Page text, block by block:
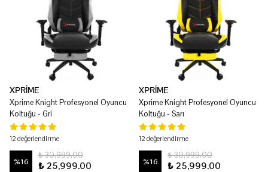
XPRİME
Xprime Knight Profesyonel Oyuncu
Koltuğu - Gri
12 değerlendirme
%16
₺ 30,999.00
₺ 25,999.00
XPRİME
Xprime Knight Profesyonel Oyuncu
Koltuğu - Sarı
12 değerlendirme
%16
₺ 30,999.00
₺ 25,999.00